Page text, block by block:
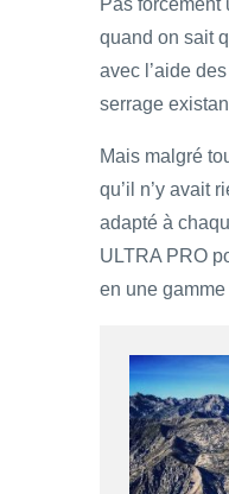
quand on sait
avec l’aide
serrage
Mais malgré
qu’il n’y avait
adapté à
ULTRA PRO
en une gamme